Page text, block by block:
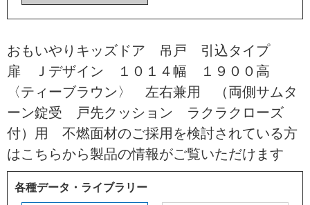
おもいやりキッズドア 吊戸 引込タイプ
扉 Ｊデザイン １０１４幅 １９００高
〈ティーブラウン〉 左右兼用 （両側サムタ
ーン錠受 戸先クッション ラクラクローズ
付）用 不燃面材のご採用を検討されている方
はこちらから製品の情報がご覧いただけます
各種データ・ライブラリー